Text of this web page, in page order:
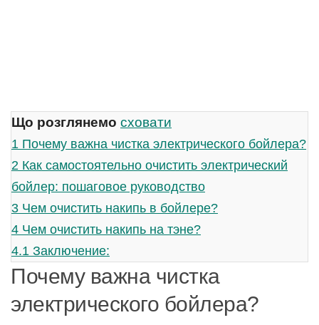
Що розглянемо сховати
1 Почему важна чистка электрического бойлера?
2 Как самостоятельно очистить электрический
бойлер: пошаговое руководство
3 Чем очистить накипь в бойлере?
4 Чем очистить накипь на тэне?
4.1 Заключение:
Почему важна чистка
электрического бойлера?